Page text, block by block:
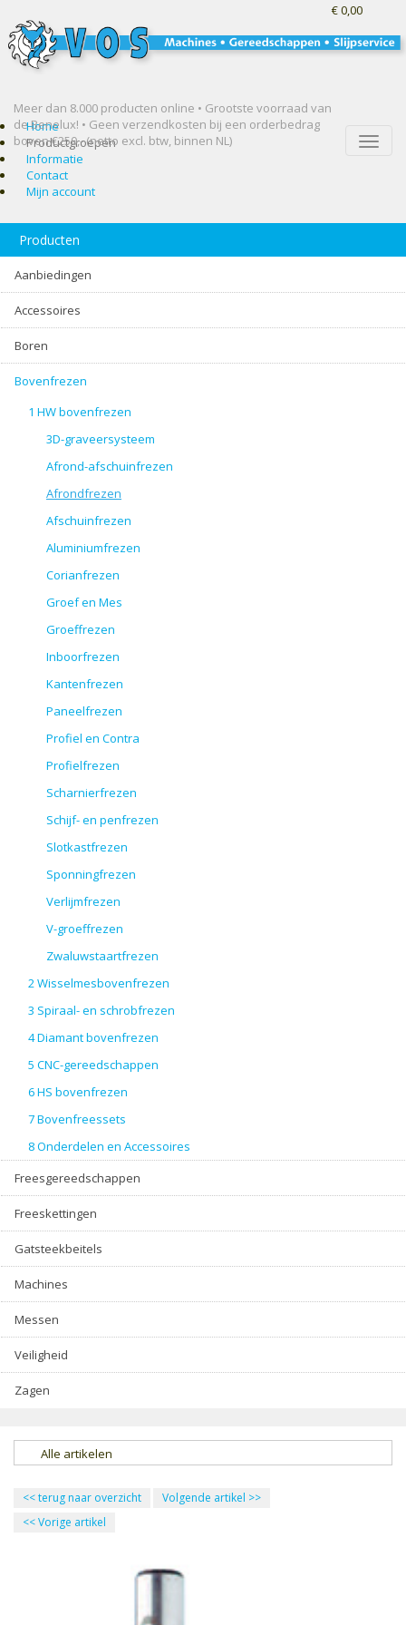
Meer dan 8.000 producten online • Grootste voorraad van
de Benelux! • Geen verzendkosten bij een orderbedrag
boven €250,- (netto excl. btw, binnen NL)
€ 0,00
Toggle
Home
Productgroepen
Informatie
Contact
Mijn account
Producten
Aanbiedingen
Accessoires
Boren
Bovenfrezen
1 HW bovenfrezen
3D-graveersysteem
Afrond-afschuinfrezen
Afrondfrezen
Afschuinfrezen
Aluminiumfrezen
Corianfrezen
Groef en Mes
Groeffrezen
Inboorfrezen
Kantenfrezen
Paneelfrezen
Profiel en Contra
Profielfrezen
Scharnierfrezen
Schijf- en penfrezen
Slotkastfrezen
Sponningfrezen
Verlijmfrezen
V-groeffrezen
Zwaluwstaartfrezen
2 Wisselmesbovenfrezen
3 Spiraal- en schrobfrezen
4 Diamant bovenfrezen
5 CNC-gereedschappen
6 HS bovenfrezen
7 Bovenfreessets
8 Onderdelen en Accessoires
Freesgereedschappen
Freeskettingen
Gatsteekbeitels
Machines
Messen
Veiligheid
Zagen
Alle artikelen
<<terug naar overzicht Volgende artikel >>
<<Vorige artikel